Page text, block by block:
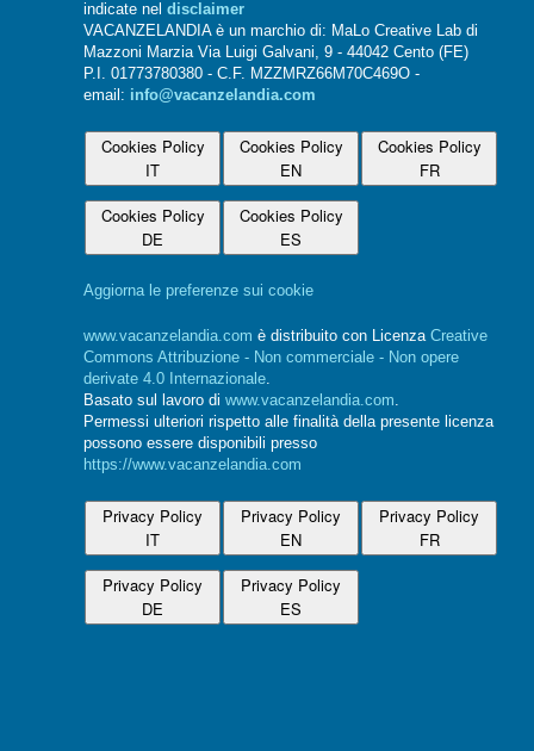
indicate nel disclaimer
VACANZELANDIA è un marchio di: MaLo Creative Lab di
Mazzoni Marzia Via Luigi Galvani, 9 - 44042 Cento (FE)
P.I. 01773780380 - C.F. MZZMRZ66M70C469O -
email: info@vacanzelandia.com
Cookies Policy
IT
Cookies Policy
EN
Cookies Policy
FR
Cookies Policy
DE
Cookies Policy
ES
Aggiorna le preferenze sui cookie
www.vacanzelandia.com è distribuito con Licenza Creative
Commons Attribuzione - Non commerciale - Non opere
derivate 4.0 Internazionale.
Basato sul lavoro di www.vacanzelandia.com.
Permessi ulteriori rispetto alle finalità della presente licenza
possono essere disponibili presso
https://www.vacanzelandia.com
Privacy Policy
IT
Privacy Policy
EN
Privacy Policy
FR
Privacy Policy
DE
Privacy Policy
ES